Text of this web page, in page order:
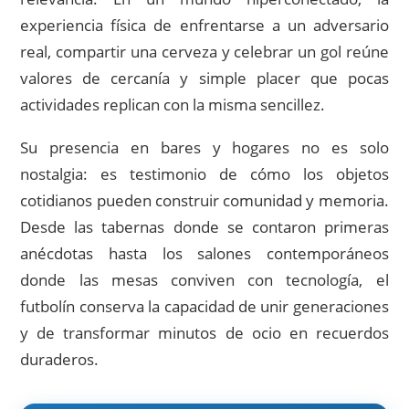
experiencia física de enfrentarse a un adversario
real, compartir una cerveza y celebrar un gol reúne
valores de cercanía y simple placer que pocas
actividades replican con la misma sencillez.
Su presencia en bares y hogares no es solo
nostalgia: es testimonio de cómo los objetos
cotidianos pueden construir comunidad y memoria.
Desde las tabernas donde se contaron primeras
anécdotas hasta los salones contemporáneos
donde las mesas conviven con tecnología, el
futbolín conserva la capacidad de unir generaciones
y de transformar minutos de ocio en recuerdos
duraderos.